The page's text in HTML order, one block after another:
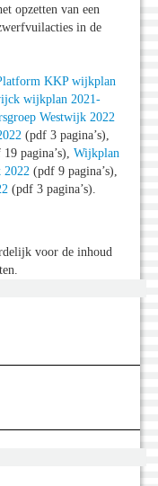
opzetten van een
in de
KKP wijkplan
wijkplan 2021-
Westwijk 2022
(pdf 3 pagina’s),
pagina’s), Wijkplan
2022 (pdf 9 pagina’s),
(pdf 3 pagina’s).
voor de inhoud